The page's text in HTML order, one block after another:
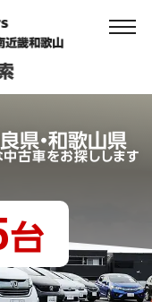
県・和歌山県
古車をお探しします
台